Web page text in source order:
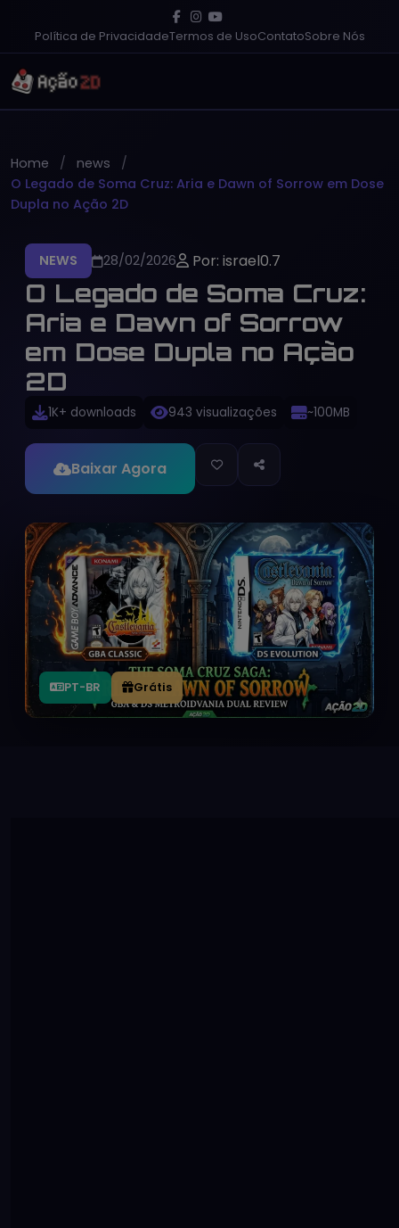
Política de PrivacidadeTermos de UsoContatoSobre Nós
Home
news
O Legado de Soma Cruz: Aria e Dawn of Sorrow em Dose
Dupla no Ação 2D
NEWS 28/02/2026 Por: israel0.7
O Legado de Soma Cruz:
Aria e Dawn of Sorrow
em Dose Dupla no Ação
2D
1K+ downloads 943 visualizações ~100MB
Baixar Agora
PT-BR Grátis